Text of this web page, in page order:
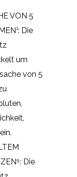
VON 5
Die
um
von 5
Die